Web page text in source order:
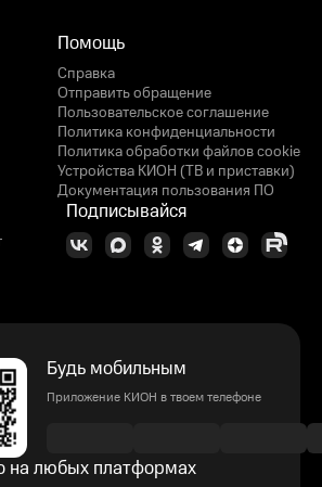
Помощь
Справка
Отправить обращение
Пользовательское соглашение
Политика конфиденциальности
Политика обработки файлов cookie
Устройства КИОН (ТВ и приставки)
Документация пользования ПО
Подписывайся
Будь мобильным
Приложение КИОН в твоем телефоне
на любых платформах